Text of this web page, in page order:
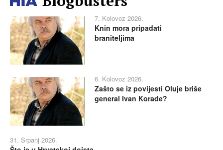
7. Kolovoz 2026.
Knin mora pripadati
braniteljima
6. Kolovoz 2026.
Zašto se iz povijesti Oluje briše
general Ivan Korade?
31. Srpanj 2026.